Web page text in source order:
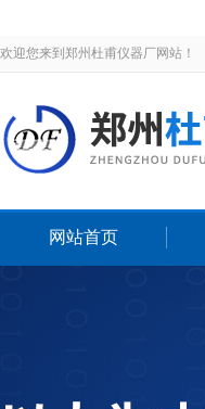
欢迎您来到郑州杜甫仪器厂网站！
网站首页